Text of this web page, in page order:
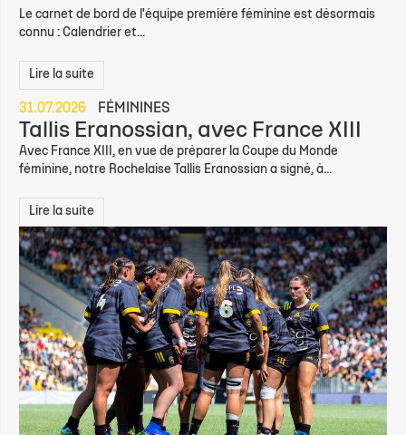
Le carnet de bord de l'équipe première féminine est désormais
connu : Calendrier et...
Lire la suite
31.07.2026 FÉMININES
Tallis Eranossian, avec France XIII
Avec France XIII, en vue de préparer la Coupe du Monde
féminine, notre Rochelaise Tallis Eranossian a signé, à...
Lire la suite